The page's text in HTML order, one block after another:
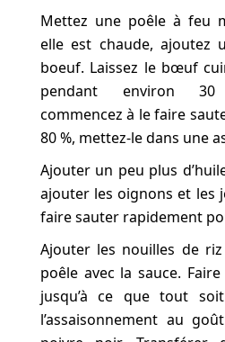
Mettez une poêle à feu
elle est chaude, ajoutez
boeuf. Laissez le bœuf
pendant environ 30
commencez à le faire
80 %, mettez-le dans une
Ajouter un peu plus
ajouter les oignons et les
faire sauter rapidement
Ajouter les nouilles de
poêle avec la sauce.
jusqu’à ce que tout
l’assaisonnement au